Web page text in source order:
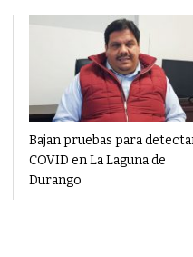
Bajan pruebas para
COVID en La Laguna de
Durango